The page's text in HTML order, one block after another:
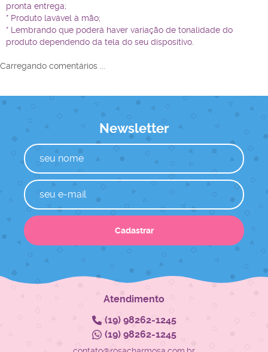
pronta entrega;
* Produto lavável à mão;
* Lembrando que poderá haver variação de tonalidade do
produto dependendo da tela do seu dispositivo.
Carregando comentários ...
Newsletter
Cadastrar
Atendimento
(19)98262-1245
(19)98262-1245